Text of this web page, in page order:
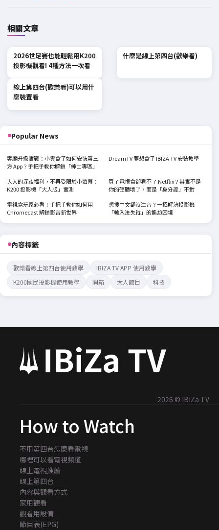
相關文章
2026世足賽也能輕鬆用K200
投影機觀看! 4種方法一次看
什麼是線上第四台(歡樂看)
線上第四台(歡樂看)可以用什
麼裝置看
Popular News
客廳升級實戰：小雲盒子如何安裝第三
方 App？手把手教你解鎖「紳士專區」
DreamTV 夢想盒子 IBIZA TV 安裝教學
大人的深夜福利，不再受限於小螢幕：
K200 投影機「大人版」實測
買了電視盒卻看不了 Netflix？其實不是
你的硬體壞了，而是「身分證」不對
電視盒玩家必看！手把手教你如何用
Chromecast 解鎖影音新世界
想搜中文卻沒注音？一招解決投影機
「輸入法失蹤」的尷尬困境
內容標籤
歡樂看線上第四台使用教學
IBIZA TV APP 使用教學
K200國民投影機使用教學
開箱 大人節目 科技
2026 © IBiZa TV
How to Watch
不用第四台怎麼看電視
哪裡可以看電視頻道
線上電視推薦
線上第四台
內容與觀看方式
家用觀看
觀看用設備
節目表(EPG)